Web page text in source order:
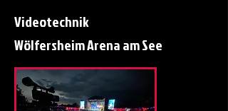
Videotechnik
Wölfersheim Arena am See